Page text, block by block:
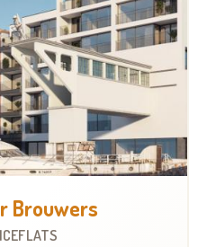
Brouwers